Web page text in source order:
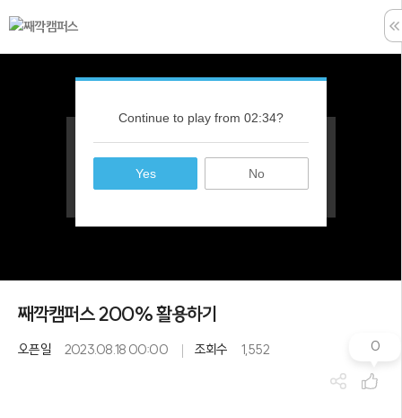
째깍캠퍼스 200% 활용하기
오픈일 2023.08.18 00:00 조회수 1,552 0
학습창 나가